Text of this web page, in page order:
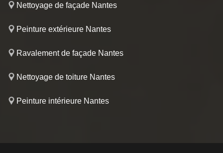
Nettoyage de façade Nantes
Peinture extérieure Nantes
Ravalement de façade Nantes
Nettoyage de toiture Nantes
Peinture intérieure Nantes